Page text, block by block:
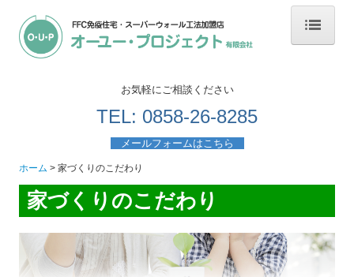
ホーム
家づくりのこだわり
免疫住宅について
免疫住宅 6つの効果
新築施工事例
お気軽にご相談ください
TEL: 0858-26-8285
メールフォームはこちら
ホーム 家づくりのこだわり
家づくりのこだわり